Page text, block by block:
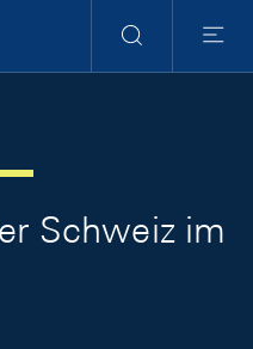
Suche
Menu
Schweiz im